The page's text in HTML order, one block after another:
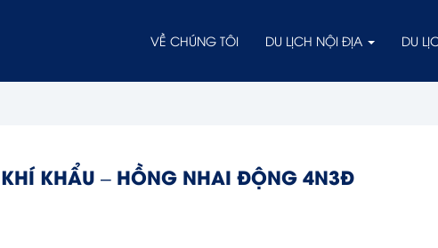
VỀ CHÚNG TÔI DU LỊCH NỘI ĐỊA DU
KHẨU – HỒNG NHAI ĐỘNG 4N3Đ